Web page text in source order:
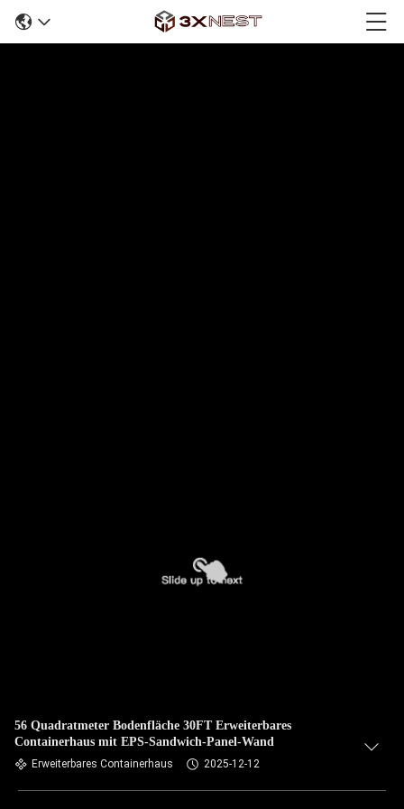
56 Quadratmeter Bodenfläche 30FT Erweiterbares
Containerhaus mit EPS-Sandwich-Panel-Wand
Erweiterbares Containerhaus 2025-12-12